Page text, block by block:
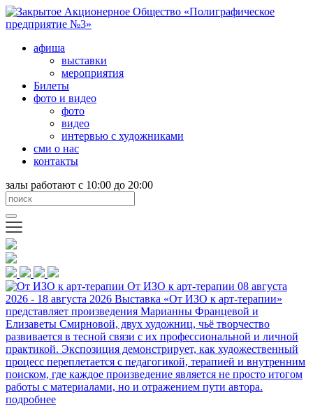
афиша
выставки
мероприятия
Билеты
фото и видео
фото
видео
интервью с художниками
сми о нас
контакты
залы работают с 10:00 до 20:00
От ИЗО к арт-терапии 08 августа
2026 - 18 августа 2026 Выставка «От ИЗО к арт-терапии»
представляет произведения Марианны Францевой и
Елизаветы Смирновой, двух художниц, чьё творчество
развивается в тесной связи с их профессиональной и личной
практикой. Экспозиция демонстрирует, как художественный
процесс переплетается с педагогикой, терапией и внутренним
поиском, где каждое произведение является не просто итогом
работы с материалами, но и отражением пути автора.
подробнее